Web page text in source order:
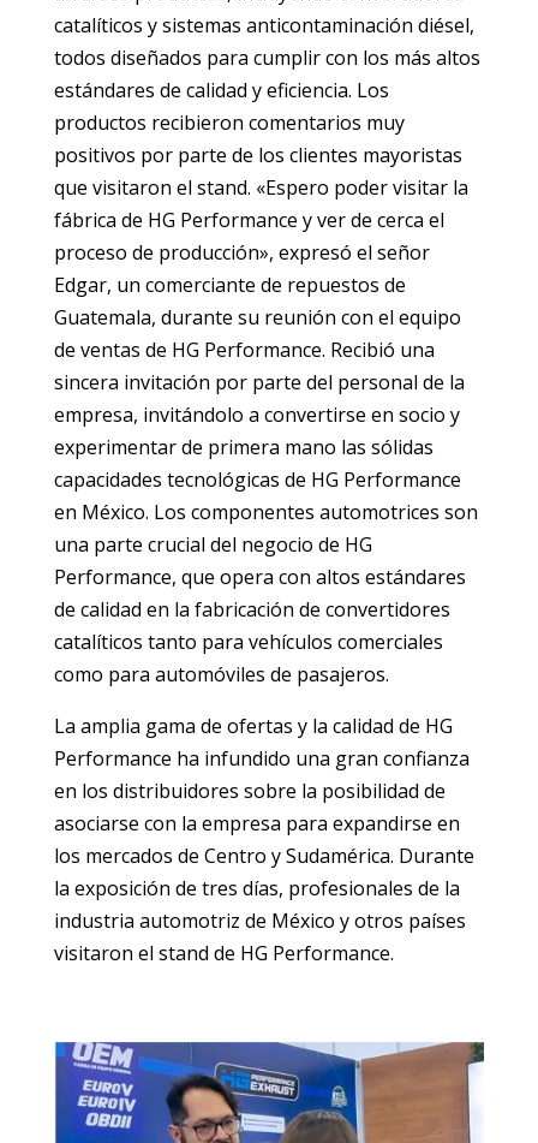
catalíticos y sistemas anticontaminación diésel,
todos diseñados para cumplir con los más altos
estándares de calidad y eficiencia. Los
productos recibieron comentarios muy
positivos por parte de los clientes mayoristas
que visitaron el stand. «Espero poder visitar la
fábrica de HG Performance y ver de cerca el
proceso de producción», expresó el señor
Edgar, un comerciante de repuestos de
Guatemala, durante su reunión con el equipo
de ventas de HG Performance. Recibió una
sincera invitación por parte del personal de la
empresa, invitándolo a convertirse en socio y
experimentar de primera mano las sólidas
capacidades tecnológicas de HG Performance
en México. Los componentes automotrices son
una parte crucial del negocio de HG
Performance, que opera con altos estándares
de calidad en la fabricación de convertidores
catalíticos tanto para vehículos comerciales
como para automóviles de pasajeros.
La amplia gama de ofertas y la calidad de HG
Performance ha infundido una gran confianza
en los distribuidores sobre la posibilidad de
asociarse con la empresa para expandirse en
los mercados de Centro y Sudamérica. Durante
la exposición de tres días, profesionales de la
industria automotriz de México y otros países
visitaron el stand de HG Performance.